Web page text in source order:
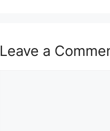
Leave a